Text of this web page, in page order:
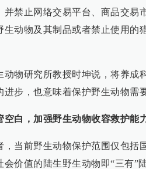
并禁止网络交易平台、商品交易
生动物及其制品或者禁止使用的
动物研究所教授时坤说，将养成
进步，也意味着保护野生动物需
空白，加强野生动物收容救护能
，当前野生动物保护范围仅包括
会价值的陆生野生动物即“三有”